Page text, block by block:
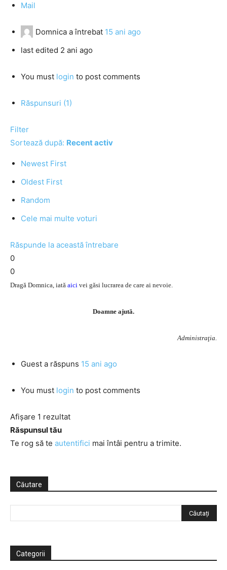
Mail
Domnica a întrebat 15 ani ago
last edited 2 ani ago
You must login to post comments
Răspunsuri (1)
Filter
Sortează după: Recent activ
Newest First
Oldest First
Random
Cele mai multe voturi
Răspunde la această întrebare
0
0
Dragă Domnica, iată aici vei găsi lucrarea de care ai nevoie.
Doamne ajută.
Administraţia.
Guest a răspuns 15 ani ago
You must login to post comments
Afișare 1 rezultat
Răspunsul tău
Te rog să te autentifici mai întâi pentru a trimite.
Căutare
Categorii